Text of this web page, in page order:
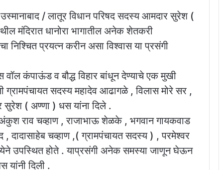
/ लातूर विधान परिषद सदस्य आमदार सुरेश (
मंदिरात धानोरा भागातील अनेक शेतकरी
निश्चित प्रयत्न करीन असा विश्वास या प्रसंगी
वॉल कंपाऊंड व बौद्ध विहार बांधून देण्याचे एक मुखी
ग्रामपंचायत सदस्य महादेव आढागळे , विलास मोरे सर ,
सुरेश ( अण्णा ) धस यांना दिले .
राव चव्हाण , राजाभाऊ शेळके , भगवान गायकवाड
चव्हाण ,( ग्रामपंचायत सदस्य ) , परमेश्वर
उपस्थित होते . याप्रसंगी अनेक समस्या जाणून घेऊन
यांनी दिली .